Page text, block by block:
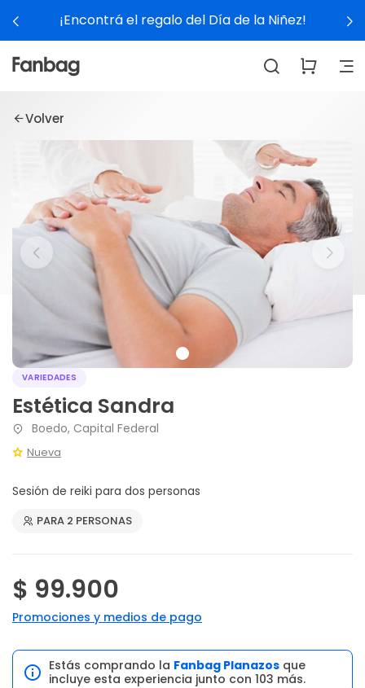
¡Encontrá el regalo del Día de la Niñez!
Volver
VARIEDADES
Estética Sandra
Boedo, Capital Federal
Nueva
Sesión de reiki para dos personas
PARA 2 PERSONAS
$ 99.900
Promociones y medios de pago
Estás comprando la Fanbag Planazos que
incluye esta experiencia junto con 103 más.